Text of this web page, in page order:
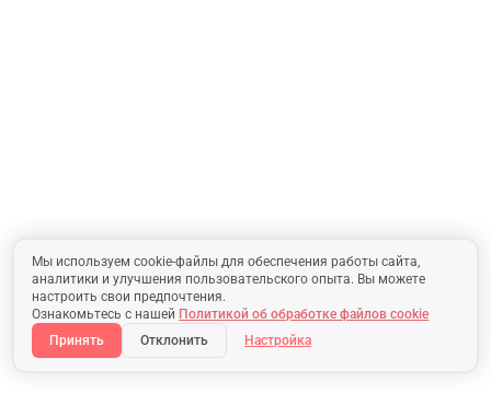
Мы используем cookie-файлы для обеспечения работы сайта,
аналитики и улучшения пользовательского опыта. Вы можете
настроить свои предпочтения.
Ознакомьтесь с нашей Политикой об обработке файлов cookie
Принять
Отклонить Настройка